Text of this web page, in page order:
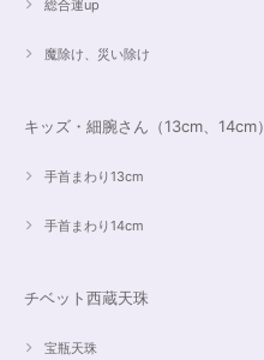
総合運up
魔除け、災い除け
キッズ・細腕さん（13cm、14cm）
手首まわり13cm
手首まわり14cm
チベット西蔵天珠
宝瓶天珠